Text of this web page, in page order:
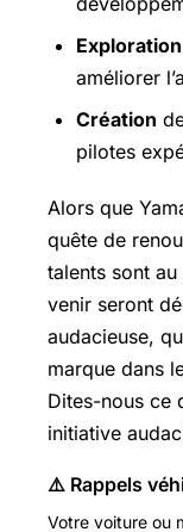
Exploration
améliorer
Création
pilotes
Alors que
quête de
talents sont
venir seront
audacieuse,
marque dans
Dites-nous ce
initiative
⚠️ Rappels
Votre voiture ou